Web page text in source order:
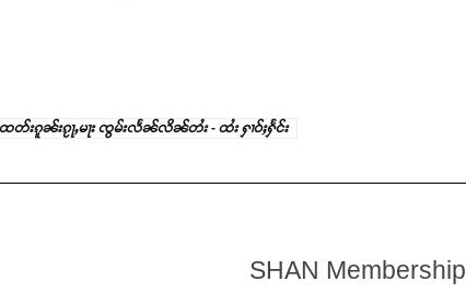
တ်းၵူၼ်းၵႂႃႇမႃး ၸွမ်းလႅၼ်လိၼ်တႆး - ထႆး ႁၢဝ်ႈႁႅင်း
SHAN Membership